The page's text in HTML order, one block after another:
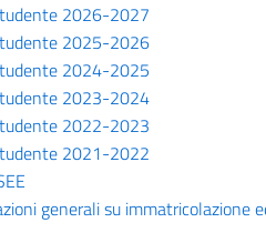
2026-2027
2025-2026
2024-2025
2023-2024
2022-2023
2021-2022
generali su immatricolazione